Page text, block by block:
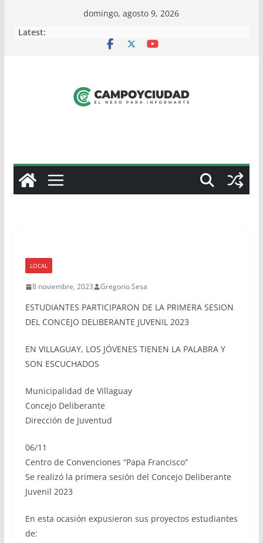
domingo, agosto 9, 2026
Latest:
LOCAL
8 noviembre, 2023 Gregorio Sesa
ESTUDIANTES PARTICIPARON DE LA PRIMERA SESION
DEL CONCEJO DELIBERANTE JUVENIL 2023
EN VILLAGUAY, LOS JÓVENES TIENEN LA PALABRA Y
SON ESCUCHADOS
Municipalidad de Villaguay
Concejo Deliberante
Dirección de Juventud
06/11
Centro de Convenciones “Papa Francisco”
Se realizó la primera sesión del Concejo Deliberante
Juvenil 2023
En esta ocasión expusieron sus proyectos estudiantes
de: